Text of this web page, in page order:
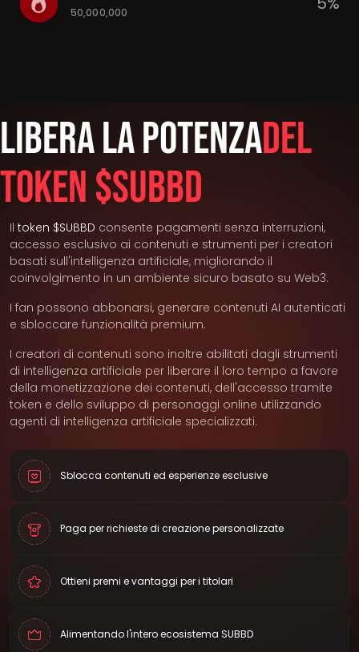
50,000,000
Libera La PotenzaDel
Token $SUBBD
Sblocca contenuti ed esperienze esclusive
Paga per richieste di creazione personalizzate
Ottieni premi e vantaggi per i titolari
Alimentando l'intero ecosistema SUBBD
Il token $SUBBD consente pagamenti senza interruzioni,
accesso esclusivo ai contenuti e strumenti per i creatori
basati sull'intelligenza artificiale, migliorando il
coinvolgimento in un ambiente sicuro basato su Web3.
I fan possono abbonarsi, generare contenuti AI autenticati
e sbloccare funzionalità premium.
I creatori di contenuti sono inoltre abilitati dagli strumenti
di intelligenza artificiale per liberare il loro tempo a favore
della monetizzazione dei contenuti, dell'accesso tramite
token e dello sviluppo di personaggi online utilizzando
agenti di intelligenza artificiale specializzati.